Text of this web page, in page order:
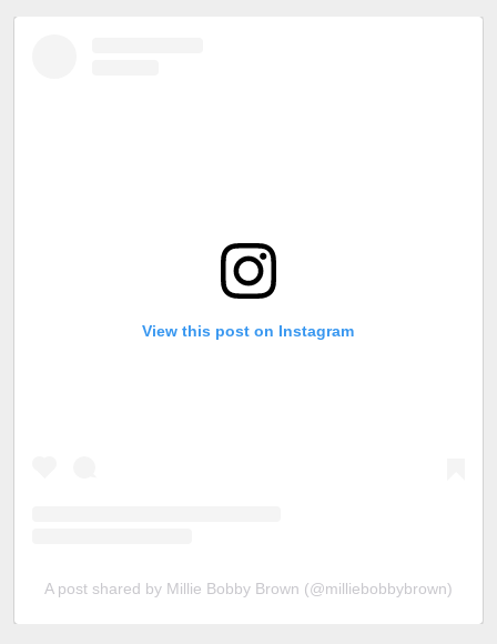
View this post on Instagram
A post shared by Millie Bobby Brown (@milliebobbybrown)